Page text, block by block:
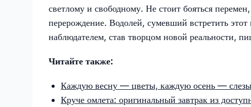
светлому и свободному. Не стоит бояться
перерождение. Водолей, сумевший встретить этот
наблюдателем, став творцом новой реальности,
Читайте также:
Каждую весну — цветы, каждую осень — слезы:
Круче омлета: оригинальный завтрак из